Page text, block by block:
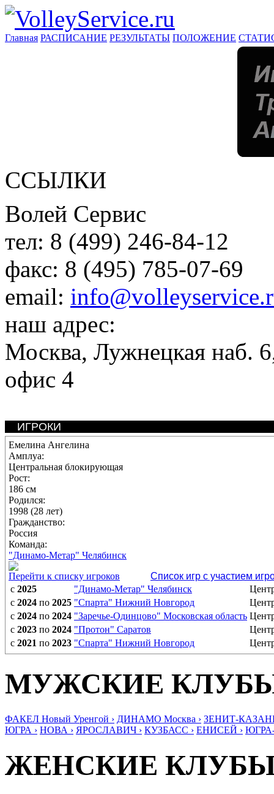
Главная РАСПИСАНИЕ РЕЗУЛЬТАТЫ ПОЛОЖЕНИЕ
ССЫЛКИ
Волей Сервис
тел: 8 (499) 246-84-12
факс: 8 (495) 785-07-69
email:
наш адрес:
Москва, Лужнецкая наб.
офис 4
ИГРОКИ
Емелина Ангелина
Амплуа:
Центральная блокирующая
Рост:
186 см
Родился:
1998 (28 лет)
Гражданство:
Россия
Команда:
"Динамо-Метар" Челябинск
Перейти к списку игроков
Список игр с участием
с 2025 "Динамо-Метар" Челябинск
с 2024 по 2025 "Спарта" Нижний Новгород
с 2024 по 2024 "Заречье-Одинцово" Московская область
с 2023 по 2024 "Протон" Саратов
с 2021 по 2023 "Спарта" Нижний Новгород
МУЖСКИЕ
ФАКЕЛ Новый Уренгой › ДИНАМО Москва › ЗЕНИТ-
ЮГРА › НОВА › ЯРОСЛАВИЧ › КУЗБАСС › ЕНИСЕЙ ›
ЖЕНСКИЕ